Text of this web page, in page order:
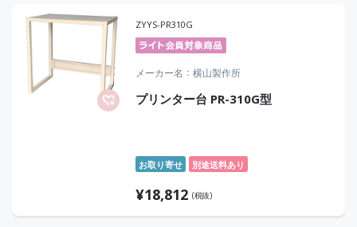
ZYYS-PR310G
メーカー名 横山製作所
プリンター台 PR-310G型
お取り寄せ 別途送料あり
¥18,812 (税抜)